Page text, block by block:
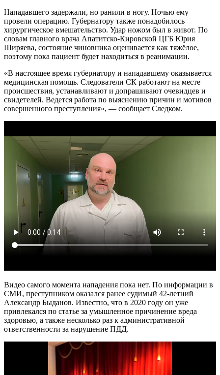
Нападавшего задержали, но ранили в ногу. Ночью ему
провели операцию. Губернатору также понадобилось
хирургическое вмешательство. Удар ножом был в живот. По
словам главного врача Апатитско-Кировской ЦГБ Юрия
Ширяева, состояние чиновника оценивается как тяжёлое,
поэтому пока пациент будет находиться в реанимации.
«В настоящее время губернатору и нападавшему оказывается
медицинская помощь. Следователи СК работают на месте
происшествия, устанавливают и допрашивают очевидцев и
свидетелей. Ведется работа по выяснению причин и мотивов
совершенного преступления», — сообщает Следком.
Видео самого момента нападения пока нет. По информации в
СМИ, преступником оказался ранее судимый 42-летний
Александр Быданов. Известно, что в 2020 году он уже
привлекался по статье за умышленное причинение вреда
здоровью, а также несколько раз к административной
ответственности за нарушение ПДД.